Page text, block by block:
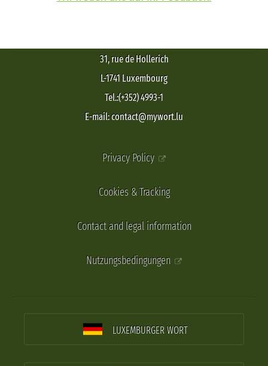
31, rue de Hollerich
L-1741 Luxembourg
Tel.:(+352) 4993-1
E-mail: contact@mywort.lu
Privacy Policy
Cookies & Tracking
Contact and legal information
Nutzungsbedingungen
LUXEMBURGER WORT